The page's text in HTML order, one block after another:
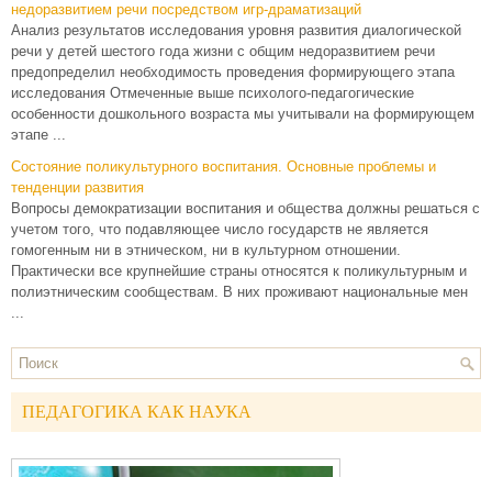
недоразвитием речи посредством игр-драматизаций
Анализ результатов исследования уровня развития диалогической
речи у детей шестого года жизни с общим недоразвитием речи
предопределил необходимость проведения формирующего этапа
исследования Отмеченные выше психолого-педагогические
особенности дошкольного возраста мы учитывали на формирующем
этапе ...
Состояние поликультурного воспитания. Основные проблемы и
тенденции развития
Вопросы демократизации воспитания и общества должны решаться с
учетом того, что подавляющее число государств не является
гомогенным ни в этническом, ни в культурном отношении.
Практически все крупнейшие страны относятся к поликультурным и
полиэтническим сообществам. В них проживают национальные мен
...
ПЕДАГОГИКА КАК НАУКА